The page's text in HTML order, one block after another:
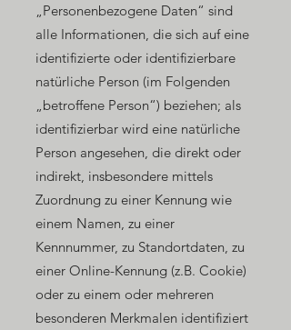
„Personenbezogene Daten“ sind
alle Informationen, die sich auf eine
identifizierte oder identifizierbare
natürliche Person (im Folgenden
„betroffene Person“) beziehen; als
identifizierbar wird eine natürliche
Person angesehen, die direkt oder
indirekt, insbesondere mittels
Zuordnung zu einer Kennung wie
einem Namen, zu einer
Kennnummer, zu Standortdaten, zu
einer Online-Kennung (z.B. Cookie)
oder zu einem oder mehreren
besonderen Merkmalen identifiziert